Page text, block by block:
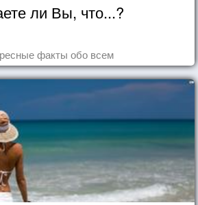
ли Вы, что...?
факты обо всем